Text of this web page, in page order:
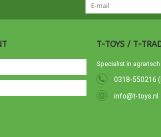
T-TOYS / T-
Specialist in
0318-550216
info@t-toys.nl